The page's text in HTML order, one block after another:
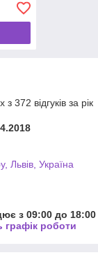
372 відгуків за рік
Львів, Україна
з 09:00 до 18:00
графік роботи